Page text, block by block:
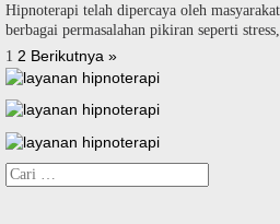
Hipnoterapi telah dipercaya oleh
berbagai permasalahan pikiran seperti
Paginasi
pos
1 2 Berikutnya »
Cari
untuk: